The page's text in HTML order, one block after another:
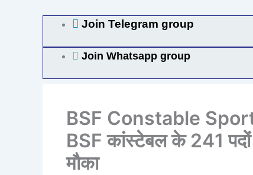
Join Telegram group
Join Whatsapp group
BSF Constable
BSF कांस्टेबल के 241 पदों
मौका